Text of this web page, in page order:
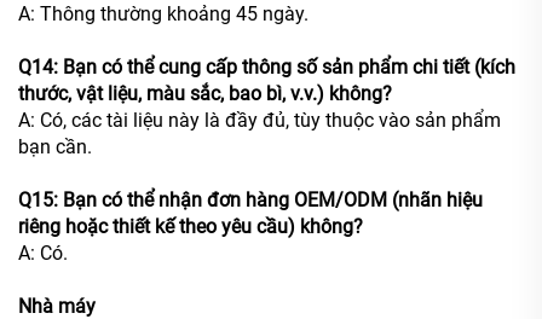
A: Thông thường khoảng 45 ngày.
Q14: Bạn có thể cung cấp thông số sản phẩm chi tiết (kích
thước, vật liệu, màu sắc, bao bì, v.v.) không?
A: Có, các tài liệu này là đầy đủ, tùy thuộc vào sản phẩm
bạn cần.
Q15: Bạn có thể nhận đơn hàng OEM/ODM (nhãn hiệu
riêng hoặc thiết kế theo yêu cầu) không?
A: Có.
Nhà máy